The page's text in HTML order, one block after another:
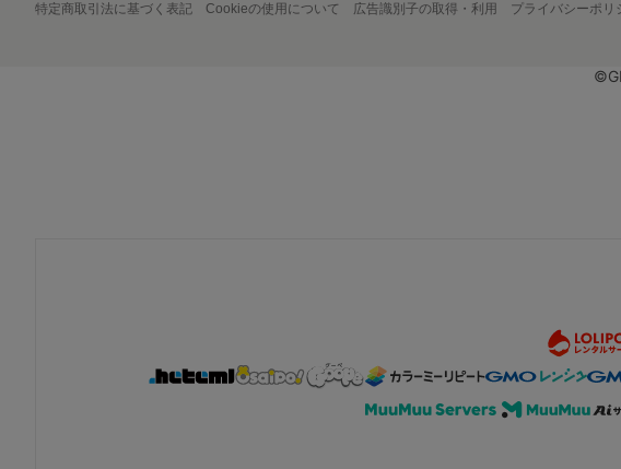
特定商取引法に基づく表記 Cookieの使用について 広告識別子の取得・利用 プライバシーポリ